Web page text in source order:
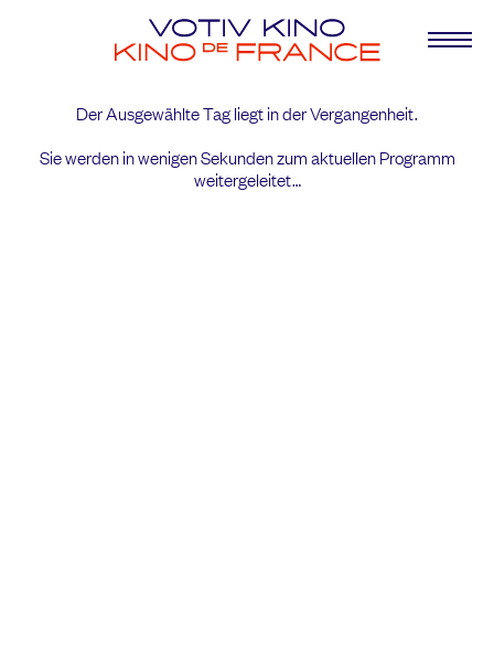
Der Ausgewählte Tag liegt in der Vergangenheit.
Sie werden in wenigen Sekundenzum aktuellen Programm
weitergeleitet…